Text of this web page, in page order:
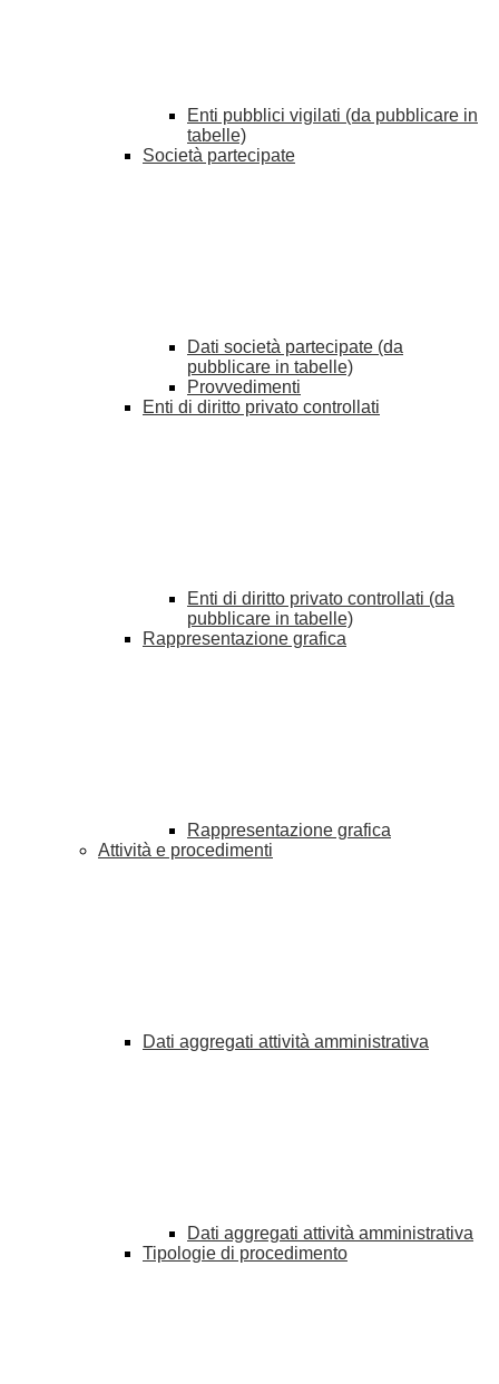
Enti pubblici vigilati (da pubblicare in
tabelle)
Società partecipate
Dati società partecipate (da
pubblicare in tabelle)
Provvedimenti
Enti di diritto privato controllati
Enti di diritto privato controllati (da
pubblicare in tabelle)
Rappresentazione grafica
Rappresentazione grafica
Attività e procedimenti
Dati aggregati attività amministrativa
Dati aggregati attività amministrativa
Tipologie di procedimento